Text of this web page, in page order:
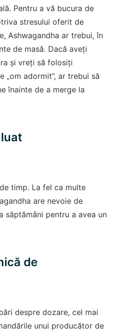
Pentru a vă bucura de
stresului oferit de
Ashwagandha ar trebui, în
de masă. Dacă aveți
și vreți să folosiți
„om adormit”, ar trebui să
înainte de a merge la
timp. La fel ca multe
are nevoie de
săptămâni pentru a avea un
de
despre dozare, cel mai
unui producător de